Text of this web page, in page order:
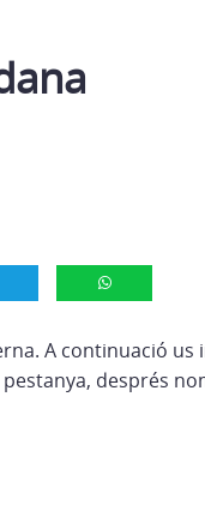
A continuació us
després